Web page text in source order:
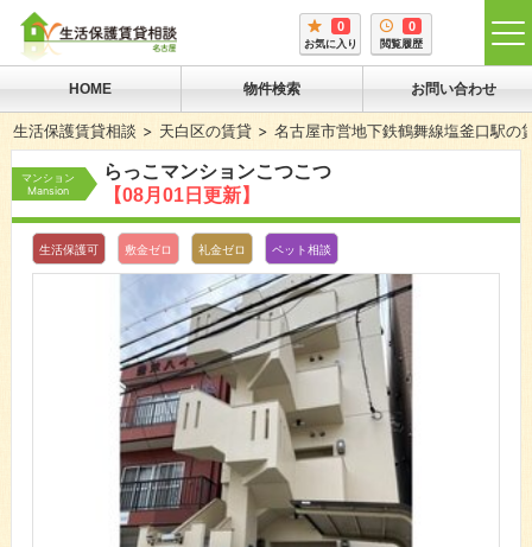
0
お気に入り
0
閲覧履歴
HOME 物件検索 お問い合わせ
生活保護賃貸相談 天白区の賃貸 名古屋市営地下鉄鶴舞線塩釜口駅の
マンション
Mansion
らっこマンションこつこつ
【08月01日更新】
生活保護可 敷金ゼロ 礼金ゼロ ペット相談